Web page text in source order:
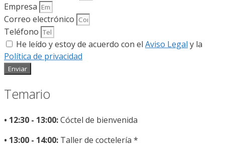
Empresa
Correo electrónico
Teléfono
He leído y estoy de acuerdo con el Aviso Legal y la
Política de privacidad
Enviar
Temario
• 12:30 - 13:00:Cóctel de bienvenida
• 13:00 - 14:00: Taller de coctelería *